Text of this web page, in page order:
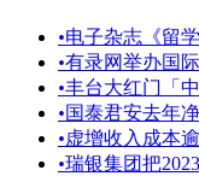
•电子杂志《留
•有录网举办国
•丰台大红门「
•国泰君安去年
•虚增收入成本
•瑞银集团把